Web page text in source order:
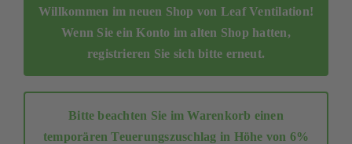
Service
Lüftungskonzept
Businesspartner
Willkommen im neuen Shop von Leaf Ventilation!
Wenn Sie ein Konto im alten Shop hatten,
registrieren Sie sich bitte erneut.
Bitte beachten Sie im Warenkorb einen
temporären Teuerungszuschlag in Höhe von 6%